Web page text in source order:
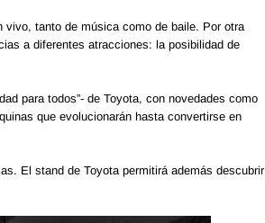
tanto de música como de baile. Por otra
a diferentes atracciones: la posibilidad de
para todos”- de Toyota, con novedades como
que evolucionarán hasta convertirse en
El stand de Toyota permitirá además descubrir